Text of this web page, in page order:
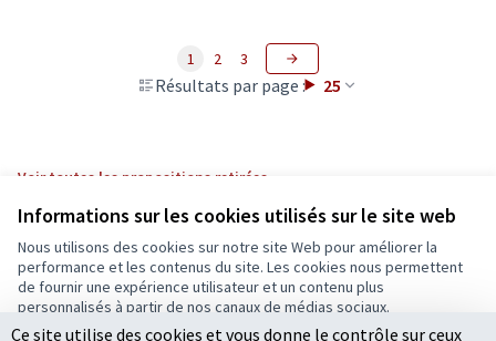
Informations sur les cookies utilisés sur le site web
Nous utilisons des cookies sur notre site Web pour améliorer la
performance et les contenus du site. Les cookies nous permettent
de fournir une expérience utilisateur et un contenu plus
personnalisés à partir de nos canaux de médias sociaux.
Tout accepter
Résultats par page : 25
1 2 3
Voir toutes les propositions retirées
Conditions d'utilisation
Paramètres des cookies
Ecrivons Angers sur X
(Lien externe)
Ecrivons Angers sur Facebook
(Lien externe)
Ce site utilise des cookies et vous donne le contrôle sur ceux